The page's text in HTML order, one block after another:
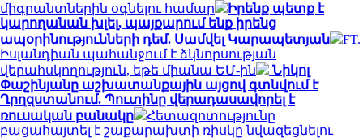
միգրանտներին օգնելու համար
Իրենք պետք է
կարողանան խլել, պայքարում ենք իրենց
ապօրինությունների դեմ. Սամվել Կարապետյան
FT.
Իսլանդիան պահանջում է ձկնորսության
վերահսկողություն, եթե միանա ԵՄ-ին
Նիկոլ
Փաշինյանը աշխատանքային այցով գտնվում է
Ղրղզստանում. Պուտինը վերադասավորել է
ռուսական բանակը
Հետազոտությունը
բացահայտել է շաքարախտի ռիսկը նվազեցնելու